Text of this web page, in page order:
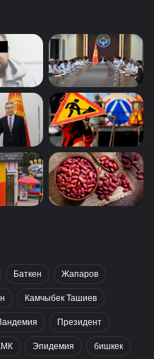
Баткен Жапаров
Камчыбек Ташиев
Президент
Эпидемия бишкек